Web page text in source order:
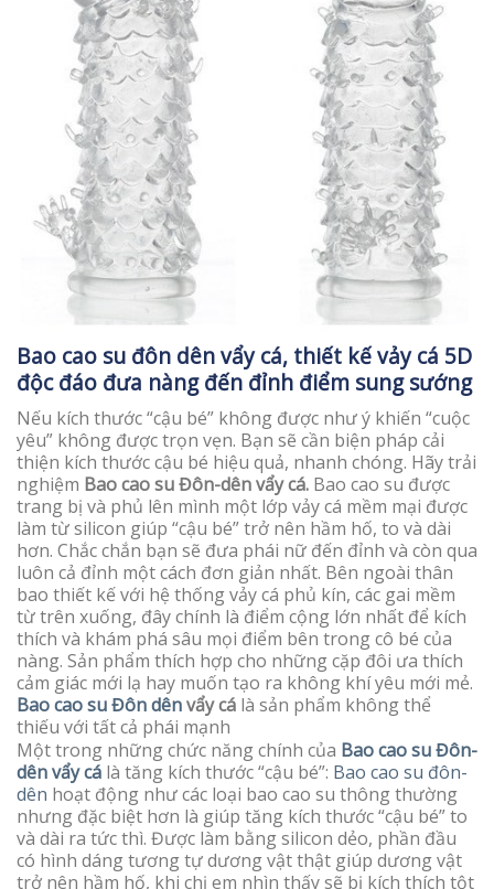
Bao cao su đôn dên vẩy cá, thiết kế vảy cá 5D
độc đáo đưa nàng đến đỉnh điểm sung sướng
Nếu kích thước “cậu bé” không được như ý khiến “cuộc
yêu” không được trọn vẹn. Bạn sẽ cần biện pháp cải
thiện kích thước cậu bé hiệu quả, nhanh chóng. Hãy trải
nghiệm Bao cao su Đôn-dên vẩy cá. Bao cao su được
trang bị và phủ lên mình một lớp vảy cá mềm mại được
làm từ silicon giúp “cậu bé” trở nên hầm hố, to và dài
hơn. Chắc chắn bạn sẽ đưa phái nữ đến đỉnh và còn qua
luôn cả đỉnh một cách đơn giản nhất. Bên ngoài thân
bao thiết kế với hệ thống vảy cá phủ kín, các gai mềm
từ trên xuống, đây chính là điểm cộng lớn nhất để kích
thích và khám phá sâu mọi điểm bên trong cô bé của
nàng. Sản phẩm thích hợp cho những cặp đôi ưa thích
cảm giác mới lạ hay muốn tạo ra không khí yêu mới mẻ.
Bao cao su Đôn dênvẩy cá là sản phẩm không thể
thiếu với tất cả phái mạnh
Một trong những chức năng chính của Bao cao su Đôn-
dên vẩy cá là tăng kích thước “cậu bé”: Bao cao su đôn-
dên hoạt động như các loại bao cao su thông thường
nhưng đặc biệt hơn là giúp tăng kích thước “cậu bé” to
và dài ra tức thì. Được làm bằng silicon dẻo, phần đầu
có hình dáng tương tự dương vật thật giúp dương vật
trở nên hầm hố, khi chị em nhìn thấy sẽ bị kích thích tột